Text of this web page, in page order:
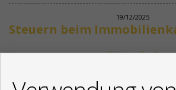
19/12/2025
Siehe mehr